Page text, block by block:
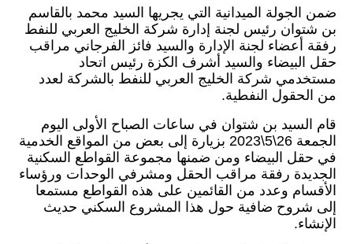
ضمن الجولة الميدانية التي يجريها السيد محمد بالقاسم
بن شتوان رئيس لجنة إدارة شركة الخليج العربي للنفط
رفقة أعضاء لجنة الإدارة والسيد فائز الفرجاني مراقب
حقل البيضاء والسيد أشرف الكزة رئيس اتحاد
مستخدمي شركة الخليج العربي للنفط بالشركة لعدد
من الحقول النفطية.
قام السيد بن شتوان في ساعات الصباح الأولى اليوم
الجمعة 26\5\2023 بزيارة إلى بعض من المواقع الخدمية
في حقل البيضاء ومن ضمنها مجموعة القواطع السكنية
الجديدة رفقة مراقب الحقل ومشرفي الوحدات ورؤساء
الأقسام وعدد من القائمين على هذه القواطع مستمعا
إلى شروح ضافية حول هذا المشروع السكني حديث
الإنشاء.